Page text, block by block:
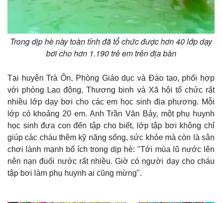
Trong dịp hè này toàn tỉnh đã tổ chức được hơn 40 lớp dạy
bơi cho hơn 1.190 trẻ em trên địa bàn
Tại huyện Trà Ôn, Phòng Giáo dục và Đào tạo, phối hợp
với phòng Lao động, Thương binh và Xã hội tổ chức rất
nhiều lớp dạy bơi cho các em học sinh địa phương. Mỗi
lớp có khoảng 20 em. Anh Trần Văn Bảy, một phụ huynh
học sinh đưa con đến tập cho biết, lớp tập bơi không chỉ
giúp các cháu thêm kỹ năng sống, sức khỏe mà còn là sân
chơi lành mạnh bổ ích trong dịp hè: "Tới mùa lũ nước lên
nên nạn đuối nước rất nhiều. Giờ có người dạy cho cháu
tập bơi làm phụ huynh ai cũng mừng".